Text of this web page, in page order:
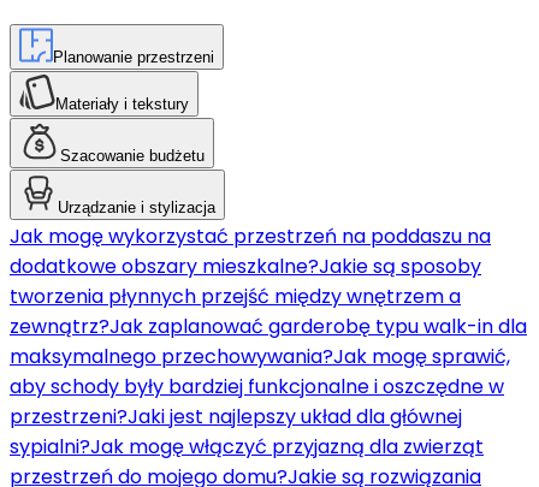
Planowanie przestrzeni
Materiały i tekstury
Szacowanie budżetu
Urządzanie i stylizacja
Jak mogę wykorzystać przestrzeń na poddaszu na
dodatkowe obszary mieszkalne?Jakie są sposoby
tworzenia płynnych przejść między wnętrzem a
zewnątrz?Jak zaplanować garderobę typu walk-in dla
maksymalnego przechowywania?Jak mogę sprawić,
aby schody były bardziej funkcjonalne i oszczędne w
przestrzeni?Jaki jest najlepszy układ dla głównej
sypialni?Jak mogę włączyć przyjazną dla zwierząt
przestrzeń do mojego domu?Jakie są rozwiązania